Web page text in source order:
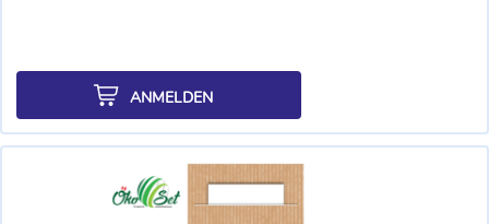
ANMELDEN